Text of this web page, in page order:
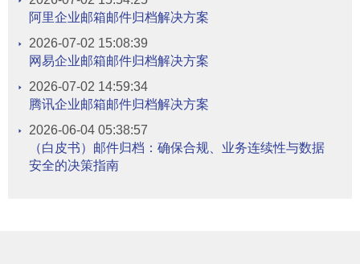
阿里企业邮箱邮件归档解决方案
2026-07-02 15:08:39
网易企业邮箱邮件归档解决方案
2026-07-02 14:59:34
腾讯企业邮箱邮件归档解决方案
2026-06-04 05:38:57
（白皮书）邮件归档：确保合规、业务连续性与数据
安全的决策指南